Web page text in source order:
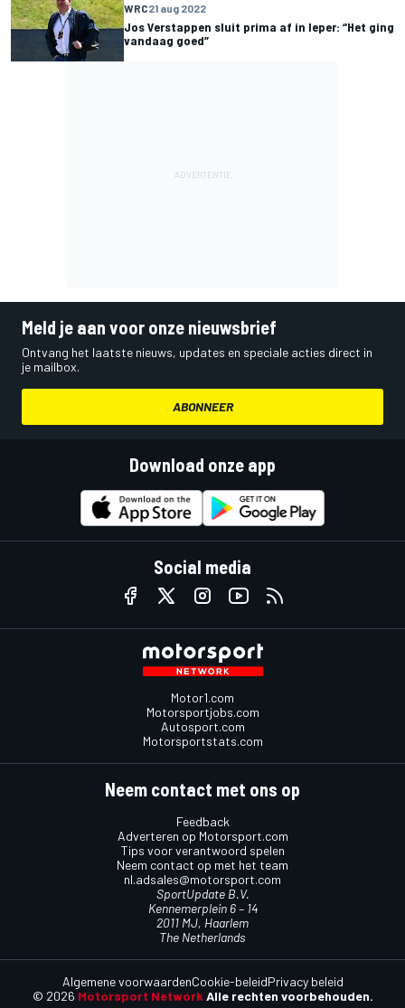
WRC21 aug 2022
Jos Verstappen sluit prima af in Ieper: “Het ging
vandaag goed”
Meld je aan voor onze nieuwsbrief
Ontvang het laatste nieuws, updates en speciale acties direct in
je mailbox.
ABONNEER
Download onze app
Social media
Motor1.com
Motorsportjobs.com
Autosport.com
Motorsportstats.com
Neem contact met ons op
Feedback
Adverteren op Motorsport.com
Tips voor verantwoord spelen
Neem contact op met het team
nl.adsales@motorsport.com
SportUpdate B.V.
Kennemerplein 6 – 14
2011 MJ, Haarlem
The Netherlands
© 2026 Motorsport Network Alle rechten voorbehouden.
Algemene voorwaardenCookie-beleidPrivacy beleid